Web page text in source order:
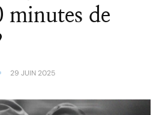
minutes de
29 JUIN 2025